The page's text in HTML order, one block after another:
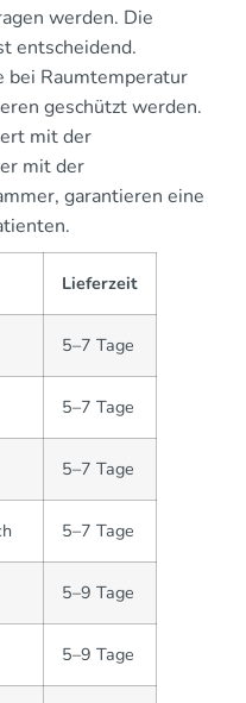
werden. Die
entscheidend.
bei Raumtemperatur
geschützt werden.
mit der
mit der
garantieren eine
Lieferzeit
5–7 Tage
5–7 Tage
5–7 Tage
5–7 Tage
5–9 Tage
5–9 Tage